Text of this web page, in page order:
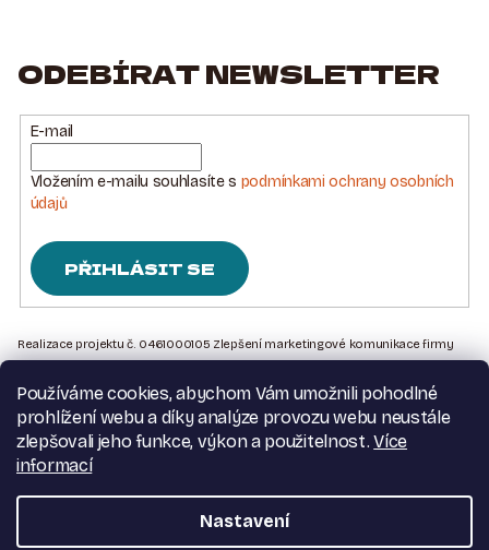
Používáme cookies, abychom Vám umožnili pohodlné
prohlížení webu a díky analýze provozu webu neustále
zlepšovali jeho funkce, výkon a použitelnost.Více
informací
Nastavení
ODEBÍRAT NEWSLETTER
E-mail
Vložením e-mailu souhlasíte s podmínkami ochrany osobních
údajů
PŘIHLÁSIT SE
Á
P
A
T
Realizace projektu č. 0461000105 Zlepšení marketingové komunikace firmy
Kontakt na nás
Obchodní podmínky
Podmínky ochrany osobních údajů
Moje objednávka